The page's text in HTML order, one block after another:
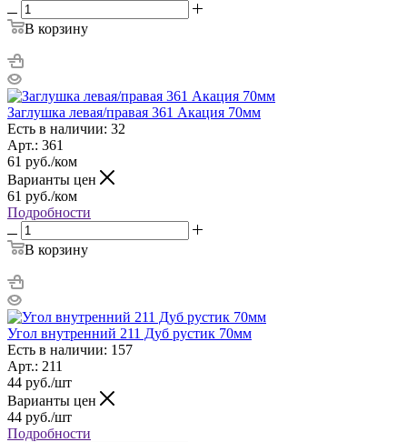
В корзину
Заглушка левая/правая 361 Акация 70мм
Есть в наличии: 32
Арт.: 361
61 руб./ком
Варианты цен
61 руб./ком
Подробности
В корзину
Угол внутренний 211 Дуб рустик 70мм
Есть в наличии: 157
Арт.: 211
44 руб./шт
Варианты цен
44 руб./шт
Подробности